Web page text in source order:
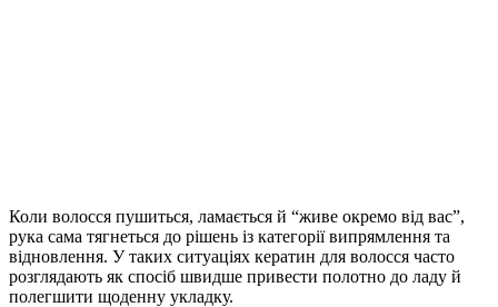
Коли волосся пушиться, ламається й “живе окремо від вас”,
рука сама тягнеться до рішень із категорії випрямлення та
відновлення. У таких ситуаціях кератин для волосся часто
розглядають як спосіб швидше привести полотно до ладу й
полегшити щоденну укладку.